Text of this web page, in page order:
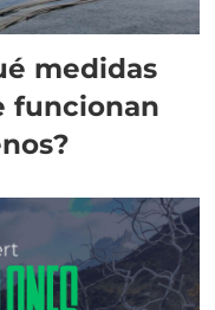
medidas
funcionan